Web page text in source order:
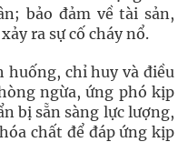
bảo đảm về tài sản,
ra sự cố cháy nổ.
huống, chỉ huy và điều
ngừa, ứng phó kịp
bị sẵn sàng lực lượng,
chất để đáp ứng kịp